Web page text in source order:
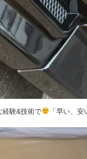
経験&技術で 「早い、